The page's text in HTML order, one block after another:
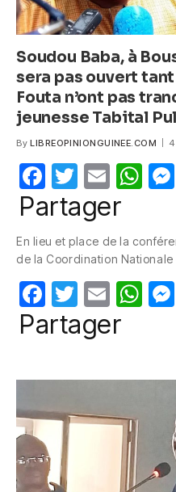
Soudou Baba, à
sera pas ouvert
Fouta n’ont pas
jeunesse Tabital
By LIBREOPINIONGUINEE.COM
F
a
e
b
o
o
T
w
itt
er
E
m
W
s
A
p
Partager
En lieu et place de la
de la Coordination
F
a
e
o
o
k
T
w
itt
er
E
m
W
s
Partager